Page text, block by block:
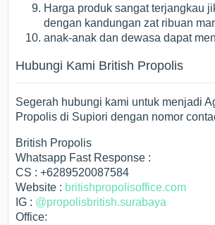
Harga produk sangat terjangkau
dengan kandungan zat ribuan
anak-anak dan dewasa dapat
Hubungi Kami British Propolis
Segerah hubungi kami untuk menjadi
Propolis di Supiori dengan nomor
British Propolis
Whatsapp Fast Response :
CS : +6289520087584
Website : britishpropolisoffice.com
IG : @propolisbritish.surabaya
Office: